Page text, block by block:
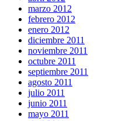
marzo 2012
febrero 2012
enero 2012
diciembre 2011
noviembre 2011
octubre 2011
septiembre 2011
agosto 2011
julio 2011
junio 2011
mayo 2011